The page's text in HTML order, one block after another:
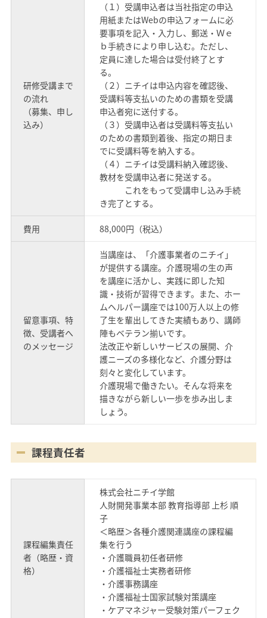
研修受講まで
の流れ
（募集、申し
込み）
（１）受講申込者は当社指定の申込
用紙またはWebの申込フォームに必
要事項を記入・入力し、郵送・Ｗｅ
ｂ手続きにより申し込む。ただし、
定員に達した場合は受付終了とす
る。
（２）ニチイは申込内容を確認後、
受講料等支払いのための書類を受講
申込者宛に送付する。
（３）受講申込者は受講料等支払い
のための書類到着後、指定の期日ま
でに受講料等を納入する。
（４）ニチイは受講料納入確認後、
教材を受講申込者に発送する。
これをもって受講申し込み手続
き完了とする。
費用 88,000円（税込）
留意事項、特
徴、受講者へ
のメッセージ
当講座は、「介護事業者のニチイ」
が提供する講座。介護現場の生の声
を講座に活かし、実践に即した知
識・技術が習得できます。また、ホー
ムヘルパー講座では100万人以上の修
了生を輩出してきた実績もあり、講師
陣もベテラン揃いです。
法改正や新しいサービスの展開、介
護ニーズの多様化など、介護分野は
刻々と変化しています。
介護現場で働きたい。そんな将来を
描きながら新しい一歩を歩み出しま
しょう。
課程責任者
課程編集責任
者（略歴・資
格）
株式会社ニチイ学館
人財開発事業本部 教育指導部 上杉 順
子
＜略歴＞各種介護関連講座の課程編
集を行う
・介護職員初任者研修
・介護福祉士実務者研修
・介護事務講座
・介護福祉士国家試験対策講座
・ケアマネジャー受験対策パーフェク